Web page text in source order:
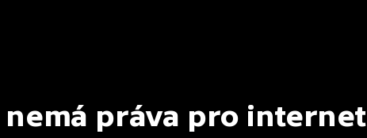
nemá práva pro internet